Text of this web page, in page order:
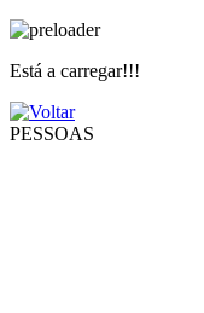
Está a carregar!!!
PESSOAS